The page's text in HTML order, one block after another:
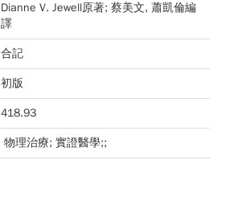
Dianne V. Jewell原著; 蔡美文, 蕭凱倫編
譯
合記
初版
418.93
物理治療; 實證醫學;;